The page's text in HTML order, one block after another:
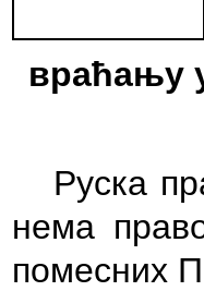
враћању
Руска
нема
помесних П